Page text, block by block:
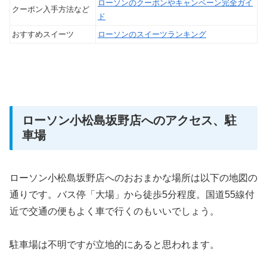
クーポン入手方法など
ローソンのクーポンやキャンペーン完全ガイ
ド
おすすめスイーツ
ローソンのスイーツランキング
ローソン小松島坂野店へのアクセス、駐
車場
ローソン小松島坂野店へのおおまかな場所は以下の地図の
通りです。バス停「大場」から徒歩5分程度。国道55線付
近で交通の便もよく車で行くのもいいでしょう。
駐車場は不明ですが立地的にあると思われます。